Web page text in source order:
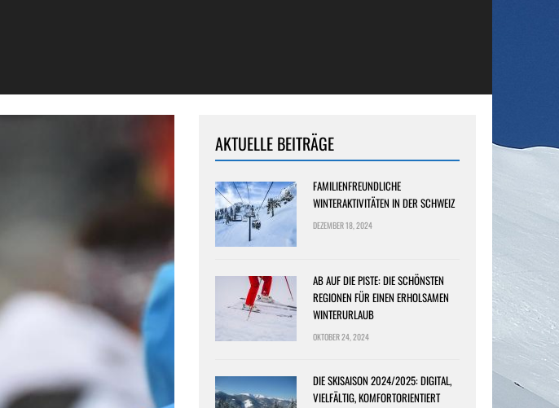
AKTUELLE BEITRÄGE
FAMILIENFREUNDLICHE
WINTERAKTIVITÄTEN IN DER SCHWEIZ
DEZEMBER 18, 2024
AB AUF DIE PISTE: DIE SCHÖNSTEN
REGIONEN FÜR EINEN ERHOLSAMEN
WINTERURLAUB
OKTOBER 24, 2024
DIE SKISAISON 2024/2025: DIGITAL,
VIELFÄLTIG, KOMFORTORIENTIERT